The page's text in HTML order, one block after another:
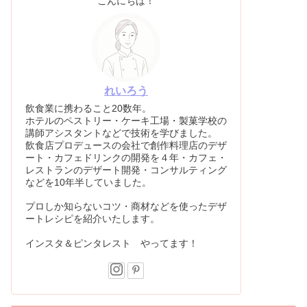
れいろう
飲食業に携わること20数年。
ホテルのペストリー・ケーキ工場・製菓学校の
講師アシスタントなどで技術を学びました。
飲食店プロデュースの会社で創作料理店のデザ
ート・カフェドリンクの開発を４年・カフェ・
レストランのデザート開発・コンサルティング
などを10年半していました。
プロしか知らないコツ・商材などを使ったデザ
ートレシピを紹介いたします。
インスタ＆ピンタレスト やってます！